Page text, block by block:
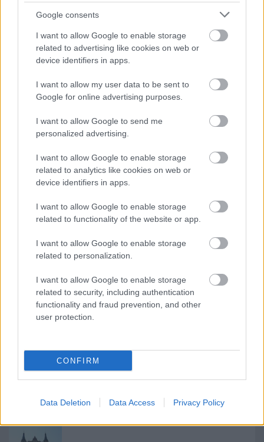
Google consents
I want to allow Google to enable storage
related to advertising like cookies on web or
device identifiers in apps.
I want to allow my user data to be sent to
Google for online advertising purposes.
I want to allow Google to send me
personalized advertising.
I want to allow Google to enable storage
related to analytics like cookies on web or
device identifiers in apps.
I want to allow Google to enable storage
related to functionality of the website or app.
I want to allow Google to enable storage
related to personalization.
I want to allow Google to enable storage
related to security, including authentication
functionality and fraud prevention, and other
user protection.
CONFIRM
Data Deletion Data Access Privacy Policy
Variációk egy témára: egységes, háromkocsis
ingavonatok a MÁV-nál az elmúlt kb. 50 évből. A
Az elmúlt években bekékültek a Talent
a Ganz motorvonatok és betétkocsijaik egy része, Az
IC kocsik egy része na és a bérelt mozdonyok közül
Vigyázz, kész, felkészül! Következnek a gyorsvonati
kocsik is?
Ha tetszett a bejegyzés, kövesd a blogot
Facebookonis!
Címkék: index magyarország
Ajánlott bejegyzések: